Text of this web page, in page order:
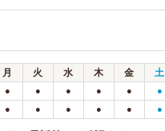
月 火 水 木 金 土
● ● ● ● ● ●
● ● ● ● ● ●